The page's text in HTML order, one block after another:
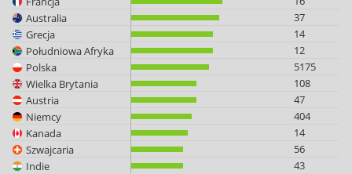
Australia
37
Grecja
14
Południowa Afryka
12
Polska
5175
Wielka Brytania
108
Austria
47
Niemcy
404
Kanada
14
Szwajcaria
56
Indie
43